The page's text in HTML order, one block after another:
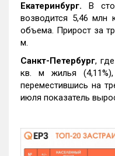
Екатеринбург.
В
возводится 5,46 млн
объема. Прирост за
м.
Санкт-Петербург,
кв. м жилья
переместившись на
июля показатель